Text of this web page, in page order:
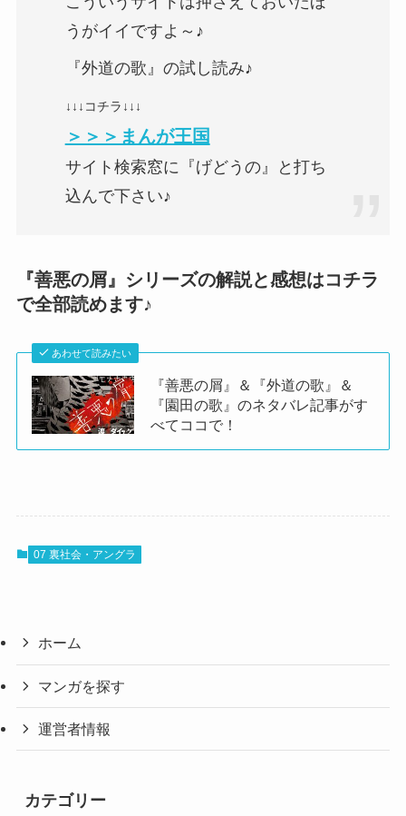
うがイイですよ～♪
『外道の歌』の試し読み♪
↓↓↓コチラ↓↓↓
＞＞＞まんが王国
サイト検索窓に『げどうの』と打ち
込んで下さい♪
『善悪の屑』シリーズの解説と感想はコチラ
で全部読めます♪
あわせて読みたい
『善悪の屑』＆『外道の歌』＆
『園田の歌』のネタバレ記事がす
べてココで！
07 裏社会・アングラ
ホーム
マンガを探す
運営者情報
カテゴリー